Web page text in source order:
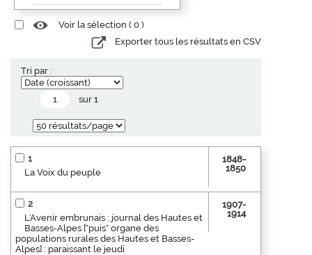
Voir la sélection ( 0 )
Exporter tous les résultats en CSV
Tri par :
sur 1
1
La Voix du peuple
1848-
1850
2
L'Avenir embrunais : journal des Hautes et
Basses-Alpes ["puis" organe des
populations rurales des Hautes et Basses-
Alpes] : paraissant le jeudi
1907-
1914